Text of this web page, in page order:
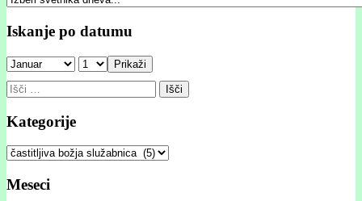
Iskanje po datumu
Prikaži
Išči:
Kategorije
Kategorije
Meseci